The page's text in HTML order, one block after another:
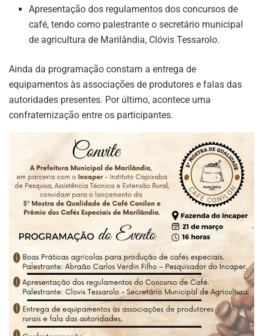
Apresentação dos regulamentos dos concursos de
café, tendo como palestrante o secretário municipal
de agricultura de Marilândia, Clóvis Tessarolo.
Ainda da programação constam a entrega de
equipamentos às associações de produtores e falas das
autoridades presentes. Por último, acontece uma
confraternização entre os participantes.